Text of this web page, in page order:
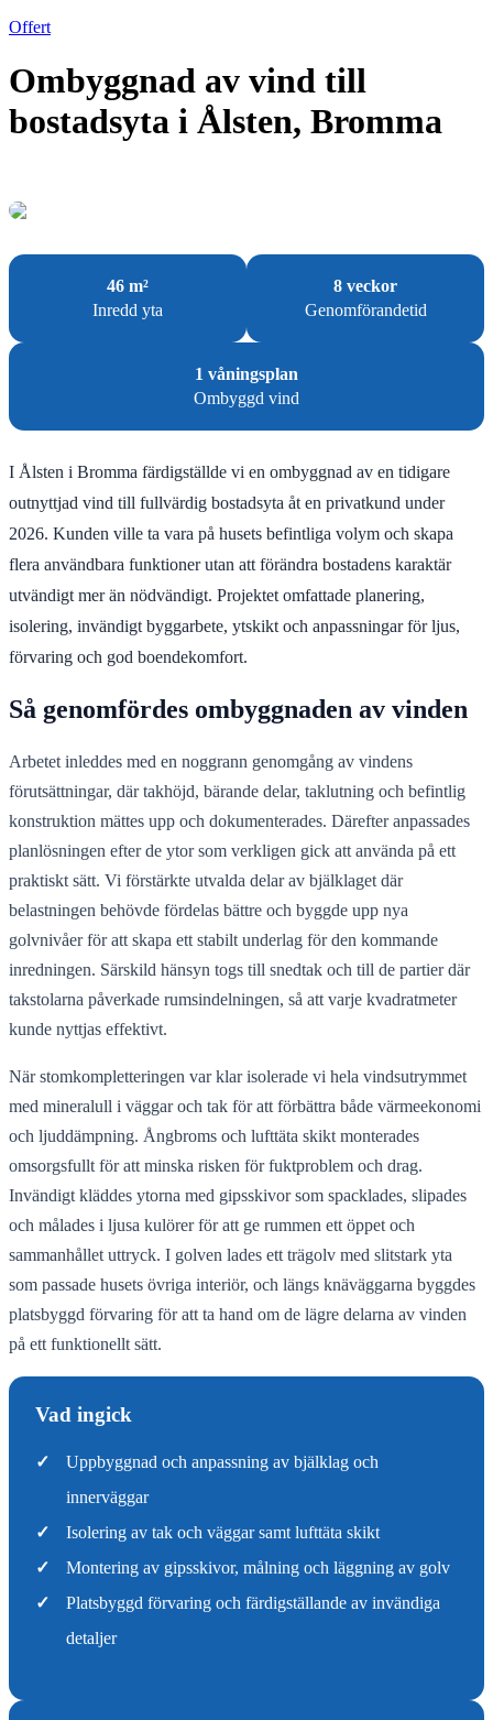
Offert
Ombyggnad av vind till
bostadsyta i Ålsten, Bromma
46 m²
Inredd yta
8 veckor
Genomförandetid
1 våningsplan
Ombyggd vind
I Ålsten i Bromma färdigställde vi en ombyggnad av en tidigare
outnyttjad vind till fullvärdig bostadsyta åt en privatkund under
2026. Kunden ville ta vara på husets befintliga volym och skapa
flera användbara funktioner utan att förändra bostadens karaktär
utvändigt mer än nödvändigt. Projektet omfattade planering,
isolering, invändigt byggarbete, ytskikt och anpassningar för ljus,
förvaring och god boendekomfort.
Så genomfördes ombyggnaden av vinden
Arbetet inleddes med en noggrann genomgång av vindens
förutsättningar, där takhöjd, bärande delar, taklutning och befintlig
konstruktion mättes upp och dokumenterades. Därefter anpassades
planlösningen efter de ytor som verkligen gick att använda på ett
praktiskt sätt. Vi förstärkte utvalda delar av bjälklaget där
belastningen behövde fördelas bättre och byggde upp nya
golvnivåer för att skapa ett stabilt underlag för den kommande
inredningen. Särskild hänsyn togs till snedtak och till de partier där
takstolarna påverkade rumsindelningen, så att varje kvadratmeter
kunde nyttjas effektivt.
När stomkompletteringen var klar isolerade vi hela vindsutrymmet
med mineralull i väggar och tak för att förbättra både värmeekonomi
och ljuddämpning. Ångbroms och lufttäta skikt monterades
omsorgsfullt för att minska risken för fuktproblem och drag.
Invändigt kläddes ytorna med gipsskivor som spacklades, slipades
och målades i ljusa kulörer för att ge rummen ett öppet och
sammanhållet uttryck. I golven lades ett trägolv med slitstark yta
som passade husets övriga interiör, och längs knäväggarna byggdes
platsbyggd förvaring för att ta hand om de lägre delarna av vinden
på ett funktionellt sätt.
Vad ingick
✓
Uppbyggnad och anpassning av bjälklag och
innerväggar
✓
Isolering av tak och väggar samt lufttäta skikt
✓
Montering av gipsskivor, målning och läggning av golv
✓
Platsbyggd förvaring och färdigställande av invändiga
detaljer